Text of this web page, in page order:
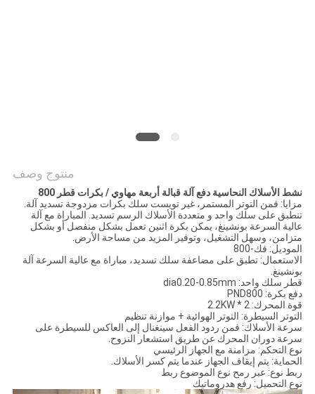
منتوج وصف
نشط الأسلاك النحاسية دفع آلة قبالة أربعة مهاوي / بكرات قطر 800
مزايا: فمن التوتر المستمر، غير تويست سلك بكرات مزدوجة تسديد آلة.
تنطبق على سلك واحد و متعددة الأسلاك الرسم تسديد. المباراة مع آلة
عالية السرعة بونشينغ، يمكن بكرة اثنين تعمل بشكل منفصل أو بشكل
متزامن، وسهل التشغيل، وتوفير المزيد من مساحة الأرض.
الموديل: فك-800
الاستعمال: تطبق على مضاعفة سلك تسديد، مباراة مع عالية السرعة آلة
بونشينغ.
قطر سلك واحد: dia0.20-0.85mm
دفع بكرة: PND800
قوة المحرك: 2.2KW * 2
التوتر السيطرة: التوتر الهوائية + موازنة تنظيم
سرعة الأسلاك: فمن ردود الفعل سينغنال إلى العاكس للسيطرة على
سرعة دوران المحرك عن طريق استشعار النزوح.
نوع التحكم: مزامنة مع الجهاز الرئيسي
الحماية: يتم إيقاف الجهاز عندما يتم كسر الأسلاك.
ربط نوع: عبر رمح نوع الموضوع ربط
نوع التحميل: رفع هدروماتيك